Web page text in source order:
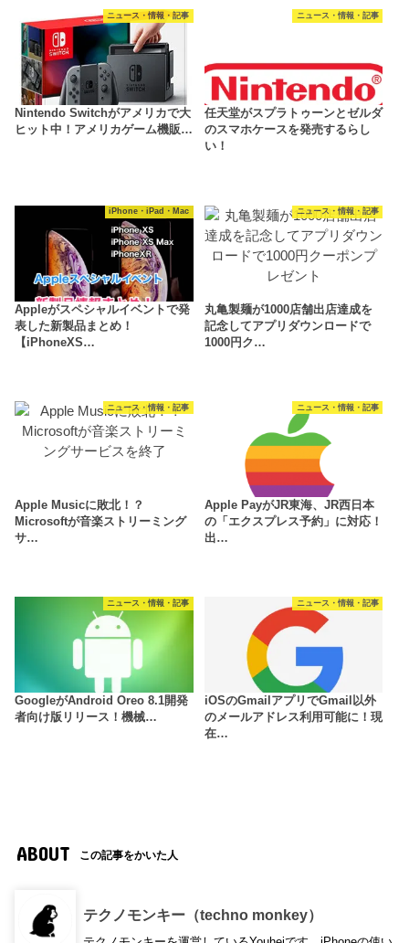
ニュース・情報・記事
Nintendo Switchがアメリカで大
ヒット中！アメリカゲーム機販…
ニュース・情報・記事
任天堂がスプラトゥーンとゼルダ
のスマホケースを発売するらし
い！
iPhone・iPad・Mac
Appleがスペシャルイベントで発
表した新製品まとめ！
【iPhoneXS…
ニュース・情報・記事
丸亀製麺が1000店舗出店達成を
記念してアプリダウンロードで
1000円ク…
ニュース・情報・記事
Apple Musicに敗北！？
Microsoftが音楽ストリーミング
サ…
ニュース・情報・記事
Apple PayがJR東海、JR西日本
の「エクスプレス予約」に対応！
出…
ニュース・情報・記事
GoogleがAndroid Oreo 8.1開発
者向け版リリース！機械…
ニュース・情報・記事
iOSのGmailアプリでGmail以外
のメールアドレス利用可能に！現
在…
ABOUT この記事をかいた人
テクノモンキー（techno monkey）